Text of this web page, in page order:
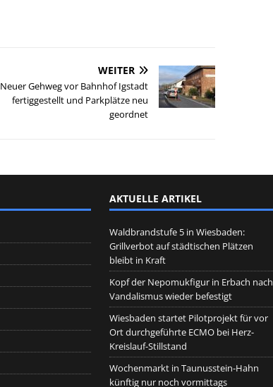
WEITER
Neuer Gehweg vor Bahnhof Igstadt
fertiggestellt und Parkplätze neu
geordnet
AKTUELLE ARTIKEL
Waldbrandstufe 5 in Wiesbaden:
Grillverbot auf städtischen Plätzen
bleibt in Kraft
Kopf der Nepomukfigur in Erbach nach
Vandalismus wieder befestigt
Wiesbaden startet Pilotprojekt für vor
Ort durchgeführte ECMO bei Herz-
Kreislauf-Stillstand
Wochenmarkt in Taunusstein-Hahn
künftig nur noch vormittags